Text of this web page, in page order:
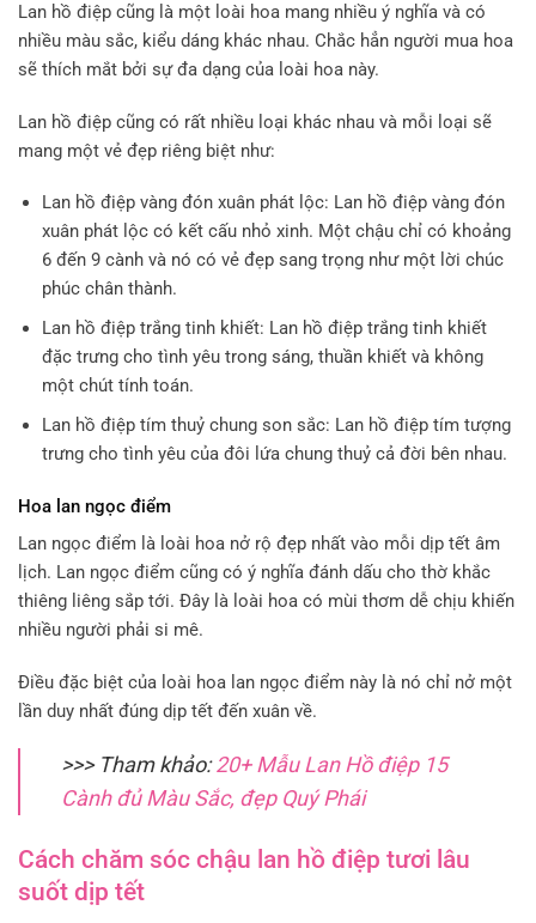
Lan hồ điệp cũng là một loài hoa mang nhiều ý nghĩa và có
nhiều màu sắc, kiểu dáng khác nhau. Chắc hẳn người mua hoa
sẽ thích mắt bởi sự đa dạng của loài hoa này.
Lan hồ điệp cũng có rất nhiều loại khác nhau và mỗi loại sẽ
mang một vẻ đẹp riêng biệt như:
Lan hồ điệp vàng đón xuân phát lộc: Lan hồ điệp vàng đón
xuân phát lộc có kết cấu nhỏ xinh. Một chậu chỉ có khoảng
6 đến 9 cành và nó có vẻ đẹp sang trọng như một lời chúc
phúc chân thành.
Lan hồ điệp trắng tinh khiết: Lan hồ điệp trắng tinh khiết
đặc trưng cho tình yêu trong sáng, thuần khiết và không
một chút tính toán.
Lan hồ điệp tím thuỷ chung son sắc: Lan hồ điệp tím tượng
trưng cho tình yêu của đôi lứa chung thuỷ cả đời bên nhau.
Hoa lan ngọc điểm
Lan ngọc điểm là loài hoa nở rộ đẹp nhất vào mỗi dịp tết âm
lịch. Lan ngọc điểm cũng có ý nghĩa đánh dấu cho thờ khắc
thiêng liêng sắp tới. Đây là loài hoa có mùi thơm dễ chịu khiến
nhiều người phải si mê.
Điều đặc biệt của loài hoa lan ngọc điểm này là nó chỉ nở một
lần duy nhất đúng dịp tết đến xuân về.
>>> Tham khảo:20+ Mẫu Lan Hồ điệp 15
Cành đủ Màu Sắc, đẹp Quý Phái
Cách chăm sóc chậu lan hồ điệp tươi lâu
suốt dịp tết